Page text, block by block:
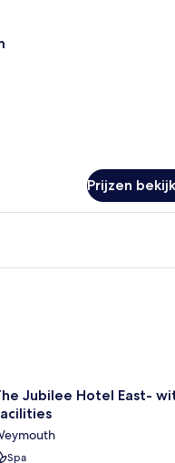
Prijzen
Jubilee Hotel East-
Spa
Jubilee Hotel East- with